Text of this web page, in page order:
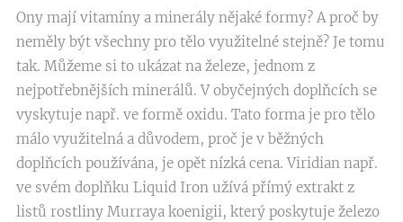
Ony mají vitamíny a minerály nějaké formy? A proč by
neměly být všechny pro tělo využitelné stejně? Je tomu
tak. Můžeme si to ukázat na železe, jednom z
nejpotřebnějších minerálů. V obyčejných doplňcích se
vyskytuje např. ve formě oxidu. Tato forma je pro tělo
málo využitelná a důvodem, proč je v běžných
doplňcích používána, je opět nízká cena. Viridian např.
ve svém doplňku Liquid Iron užívá přímý extrakt z
listů rostliny Murraya koenigii, který poskytuje železo